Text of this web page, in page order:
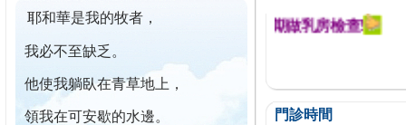
耶和華是我的牧者，
我必不至缺乏。
他使我躺臥在青草地上，
領我在可安歇的水邊。
今已篩檢出1700位乳癌患者,提醒您定期做乳房檢查!
門診時間